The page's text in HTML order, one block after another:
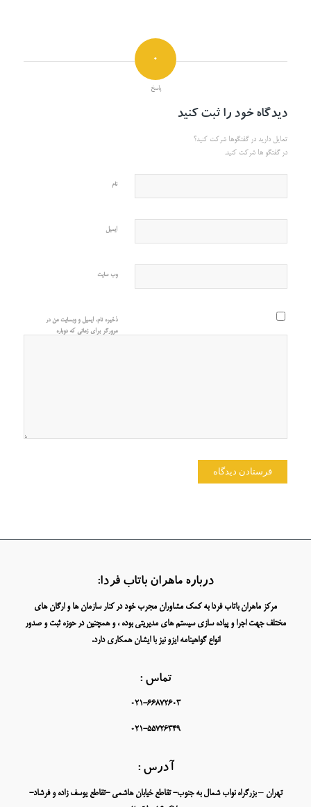
0
پاسخ
دیدگاه خود را ثبت کنید
تمایل دارید در گفتگوها شرکت کنید؟
در گفتگو ها شرکت کنید.
نام
ایمیل
وب‌ سایت
ذخیره نام، ایمیل و وبسایت من در
مرورگر برای زمانی که دوباره
درباره ماهران باتاب فردا:
مرکز ماهران باتاب فردا به کمک مشاوران مجرب خود در کنار سازمان ها و ارگان های
مختلف جهت اجرا و پیاده سازی سیستم های مدیریتی بوده ، و همچنین در حوزه ثبت و صدور
انواع گواهینامه ایزو نیز با ایشان همکاری دارد.
تماس :
021-66872603
021-55726349
آدرس :
تهران – بزرگراه نواب شمال به جنوب- تقاطع خیابان هاشمی -تقاطع یوسف زاده و فرشاد-